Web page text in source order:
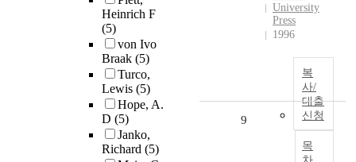
Heinrich F
(5)
von Ivo
Braak (5)
Turco,
Lewis (5)
Hope, A.
D (5)
Janko,
Richard (5)
University
Press
1996
복
사/
대출
신청
목
9